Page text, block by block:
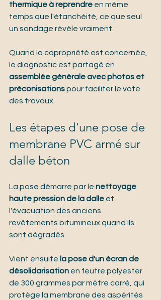
thermique à reprendre en même
temps que l'étanchéité, ce que seul
un sondage révèle vraiment.
Quand la copropriété est concernée,
le diagnostic est partagé en
assemblée générale avec photos et
préconisations pour faciliter le vote
des travaux.
Les étapes d'une pose de
membrane PVC armé sur
dalle béton
La pose démarre par le nettoyage
haute pression de la dalle et
l'évacuation des anciens
revêtements bitumineux quand ils
sont dégradés.
Vient ensuite la pose d'un écran de
désolidarisation en feutre polyester
de 300 grammes par mètre carré, qui
protège la membrane des aspérités